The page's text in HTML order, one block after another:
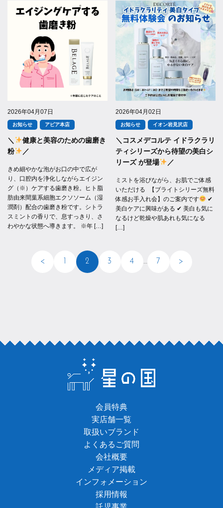
2026年04月07日
お知らせ アピア本店
＼
健康と美容のための歯磨き
粉
／
きめ細やかな泡がお口の中で広が
り、口腔内を浄化しながらエイジン
グ（※）ケアする歯磨き粉。ヒト脂
肪由来間葉系細胞エクソソーム（湿
潤剤）配合の歯磨き粉です。シトラ
スミントの香りで、息すっきり、さ
わやかな状態へ導きます。 ※年 […]
2026年04月02日
お知らせ イオン岩見沢店
＼コスメデコルテ イドラクラリ
ティシリーズから待望の美白シ
リーズ が登場
／
ミストを浴びながら、お肌でご体感
いただける 【ブライトシリーズ無料
体感お手入れ会】のご案内です
✔︎
美白ケアに興味がある ✔︎ 美白も気に
なるけど乾燥や肌あれも気になる
[…]
投稿のページ送り
< 2 3 4 … 7 >
会員特典
実店舗一覧
取扱いブランド
よくあるご質問
会社概要
メディア掲載
インフォメーション
採用情報